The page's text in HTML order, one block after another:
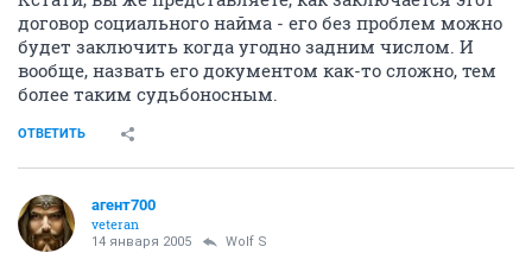
договор социального найма - его без проблем можно
будет заключить когда угодно задним числом. И
вообще, назвать его документом как-то сложно, тем
более таким судьбоносным.
ОТВЕТИТЬ
агент700
veteran
14 января 2005 Wolf S